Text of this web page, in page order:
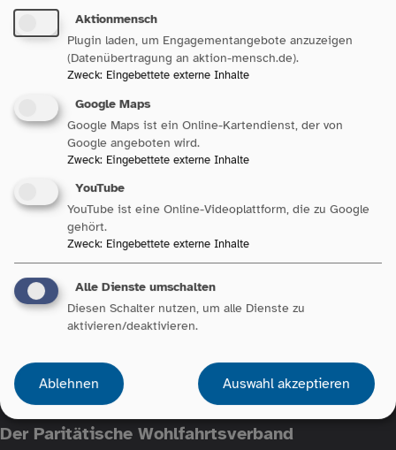
Jetzt abonnieren
Folgen Sie uns auf:
@paritaetbw
@ParitätischerBW
@ParitaetBWTv
@DerParitätischeBaden-Württemberg
Fußzeile
Erklärung zur Barrierefreiheit
Netiquette
Der Paritätische Wohlfahrtsverband
Aktionmensch
Plugin laden, um Engagementangebote anzuzeigen
(Datenübertragung an aktion-mensch.de).
Zweck: Eingebettete externe Inhalte
Google Maps
Google Maps ist ein Online-Kartendienst, der von
Google angeboten wird.
Zweck: Eingebettete externe Inhalte
YouTube
YouTube ist eine Online-Videoplattform, die zu Google
gehört.
Zweck: Eingebettete externe Inhalte
Alle Dienste umschalten
Diesen Schalter nutzen, um alle Dienste zu
aktivieren/deaktivieren.
Ablehnen Auswahl akzeptieren